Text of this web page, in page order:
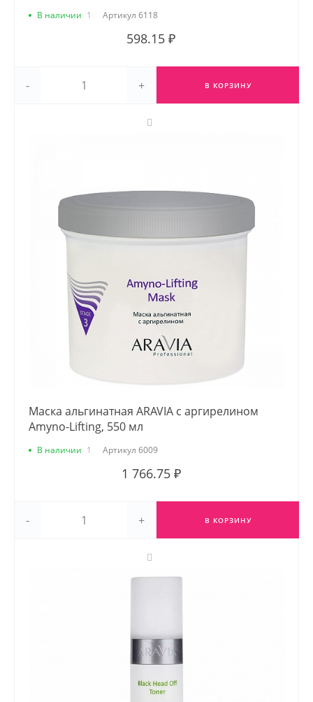
В наличии 1 Артикул 6118
598.15 ₽
- + В КОРЗИНУ
Маска альгинатная ARAVIA с аргирелином
Amyno-Lifting, 550 мл
В наличии 1 Артикул 6009
1 766.75 ₽
- + В КОРЗИНУ